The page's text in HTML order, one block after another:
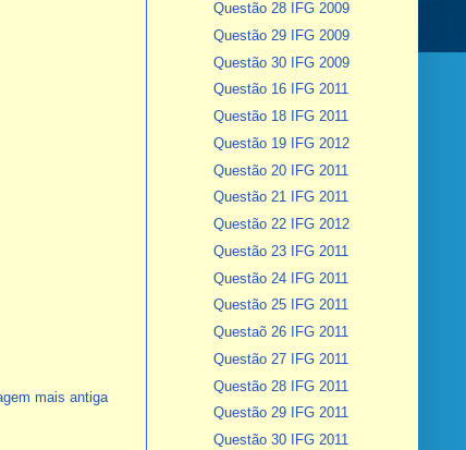
mais antiga
Questão 28 IFG 2009
Questão 29 IFG 2009
Questão 30 IFG 2009
Questão 16 IFG 2011
Questão 18 IFG 2011
Questão 19 IFG 2012
Questão 20 IFG 2011
Questão 21 IFG 2011
Questão 22 IFG 2012
Questão 23 IFG 2011
Questão 24 IFG 2011
Questão 25 IFG 2011
Questaõ 26 IFG 2011
Questão 27 IFG 2011
Questão 28 IFG 2011
Questão 29 IFG 2011
Questão 30 IFG 2011